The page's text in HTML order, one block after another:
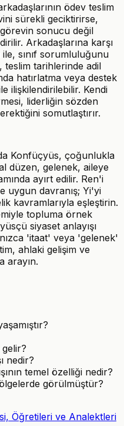
ödev teslim
sürekli geciktirirse,
sonucu değil
Arkadaşlarına karşı
ile, sınıf sorumluluğunu
teslim tarihlerinde adil
hatırlatma veya destek
ilişkilendirilebilir. Kendi
liderliğin sözden
somutlaştırır.
Konfüçyüs, çoğunlukla
düzen, gelenek, aileye
ayırt edilir. Ren'i
uygun davranış; Yi'yi
kavramlarıyla eşleştirin.
topluma örnek
siyaset anlayışı
'itaat' veya 'gelenek'
ahlaki gelişim ve
arayın.
nedir?
temel özelliği nedir?
görülmüştür?
Öğretileri ve Analektleri